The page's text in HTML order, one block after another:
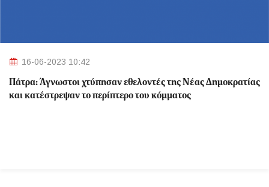
16-06-2023 10:42
Πάτρα: Άγνωστοι χτύπησαν εθελοντές της Νέας Δημοκρατίας
και κατέστρεψαν το περίπτερο του κόμματος